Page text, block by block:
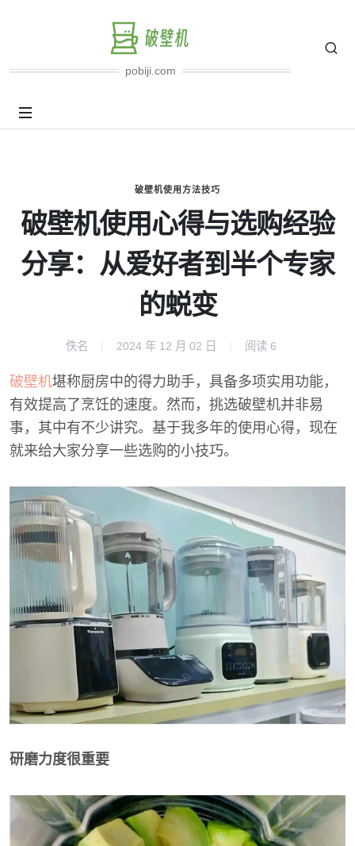
pobiji.com
破壁机使用方法技巧
破壁机使用心得与选购经验
分享：从爱好者到半个专家
的蜕变
佚名 2024 年 12 月 02 日 阅读 6
破壁机堪称厨房中的得力助手，具备多项实用功能，
有效提高了烹饪的速度。然而，挑选破壁机并非易
事，其中有不少讲究。基于我多年的使用心得，现在
就来给大家分享一些选购的小技巧。
研磨力度很重要